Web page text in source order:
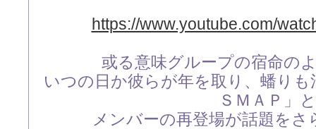
https://www.youtube.com/
或る意味グループの宿命の
いつの日か彼らが年を取り、蟠り
ＳＭＡＰ」
メンバーの再登場が話題を